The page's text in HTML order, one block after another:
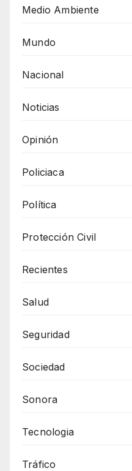
Medio Ambiente
Mundo
Nacional
Noticias
Opinión
Policiaca
Política
Protección Civil
Recientes
Salud
Seguridad
Sociedad
Sonora
Tecnologia
Tráfico